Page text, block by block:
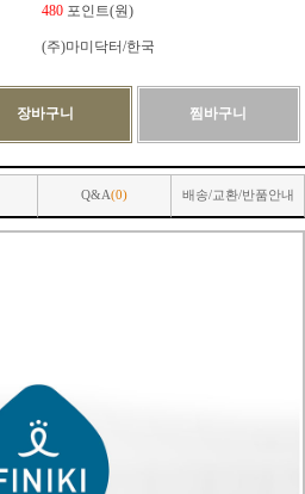
480포인트(원)
(주)마미닥터/한국
Q&A(0) 배송/교환/반품안내